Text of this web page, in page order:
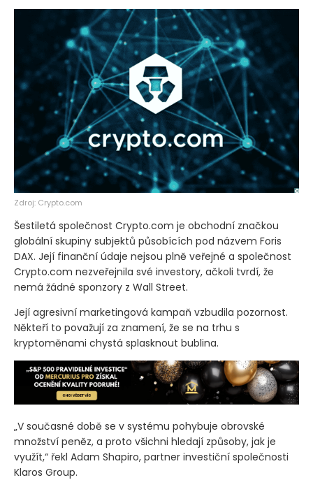
Zdroj: Crypto.com
Šestiletá společnost Crypto.com je obchodní značkou
globální skupiny subjektů působících pod názvem Foris
DAX. Její finanční údaje nejsou plně veřejné a společnost
Crypto.com nezveřejnila své investory, ačkoli tvrdí, že
nemá žádné sponzory z Wall Street.
Její agresivní marketingová kampaň vzbudila pozornost.
Někteří to považují za znamení, že se na trhu s
kryptoměnami chystá splasknout bublina.
„V současné době se v systému pohybuje obrovské
množství peněz, a proto všichni hledají způsoby, jak je
využít,“ řekl Adam Shapiro, partner investiční společnosti
Klaros Group.